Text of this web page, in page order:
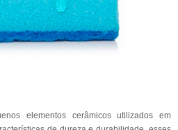
elementos cerâmicos utilizados em